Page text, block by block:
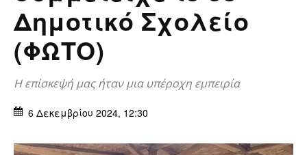
Δημοτικό Σχολείο
(ΦΩΤΟ)
Η επίσκεψή μας ήταν μια υπέροχη εμπειρία
6 Δεκεμβρίου 2024, 12:30